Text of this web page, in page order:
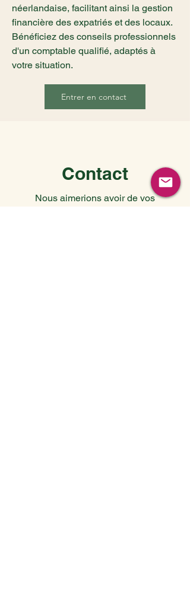
néerlandaise, facilitant ainsi la gestion
financière des expatriés et des locaux.
Bénéficiez des conseils professionnels
d'un comptable qualifié, adaptés à
votre situation.
Entrer en contact
Contact
Nous aimerions avoir de vos